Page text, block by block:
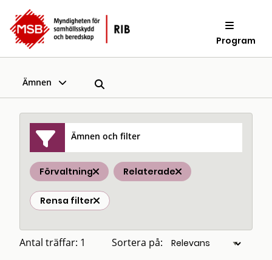
Program
Ämnen
Ämnen och filter
Förvaltning Relaterade
Rensa filter
Antal träffar: 1 Sortera på: